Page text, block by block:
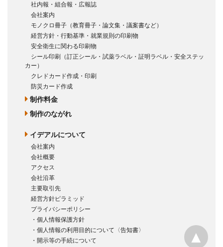
▲
社内報・組合報・広報誌
会社案内
モノクロ冊子（教育冊子・論文集・議案書など）
経営方針・行動基準・就業規則の印刷物
安全衛生に関わる印刷物
シール印刷（訂正シール・試薬ラベル・証明ラベル・安全ステッ
カー）
クレドカード作成・印刷
防災カード作成
制作料金
制作のながれ
イデアルについて
会社案内
会社概要
アクセス
会社沿革
主要取引先
経営方針ピラミッド
プライバシーポリシー
・個人情報保護方針
・個人情報の利用目的について〈告知書〉
・開示等の手続について